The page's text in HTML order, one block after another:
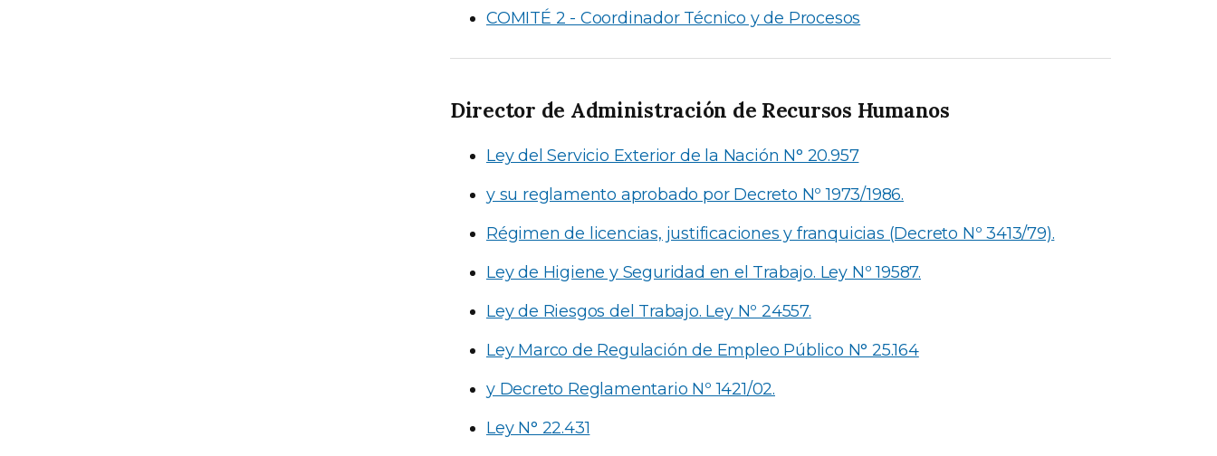
COMITÉ 2 - Coordinador Técnico y de Procesos
Director de Administración de Recursos Humanos
Ley del Servicio Exterior de la Nación N° 20.957
y su reglamento aprobado por Decreto Nº 1973/1986.
Régimen de licencias, justificaciones y franquicias (Decreto Nº 3413/79).
Ley de Higiene y Seguridad en el Trabajo. Ley Nº 19587.
Ley de Riesgos del Trabajo. Ley Nº 24557.
Ley Marco de Regulación de Empleo Público N° 25.164
y Decreto Reglamentario Nº 1421/02.
Ley N° 22.431